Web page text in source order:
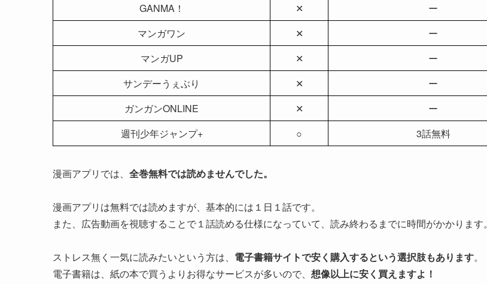
GANMA！
✕
ー
マンガワン
✕
ー
マンガUP
✕
ー
サンデーうぇぶり
✕
ー
ガンガンONLINE
✕
ー
週刊少年ジャンプ+
○ 3話無料
漫画アプリでは、 全巻無料では読めませんでした。
漫画アプリは無料では読めますが、基本的には１日１話です。
また、広告動画を視聴することで１話読める仕様になっていて、読み終わるまでに時間がかかります。
ストレス無く一気に読みたいという方は、 電子書籍サイトで安く購入するという選択肢もあります。
電子書籍は、紙の本で買うよりお得なサービスが多いので、 想像以上に安く買えますよ！